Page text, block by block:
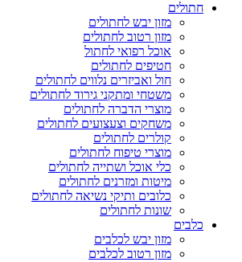
חתולים
מזון יבש לחתולים
מזון רטוב לחתולים
אוכל רפואי לחתול
חטיפים לחתולים
חול ואביזרים נלווים לחתולים
משטחי ומתקני גירוד לחתולים
מוצרי הדברה לחתולים
משחקים וצעצועים לחתולים
קולרים לחתולים
מוצרי טיפוח לחתולים
כלי אוכל ושתייה לחתולים
מיטות ומזרנים לחתולים
כלובים ותיקי נשיאה לחתולים
שונות לחתולים
כלבים
מזון יבש לכלבים
מזון רטוב לכלבים